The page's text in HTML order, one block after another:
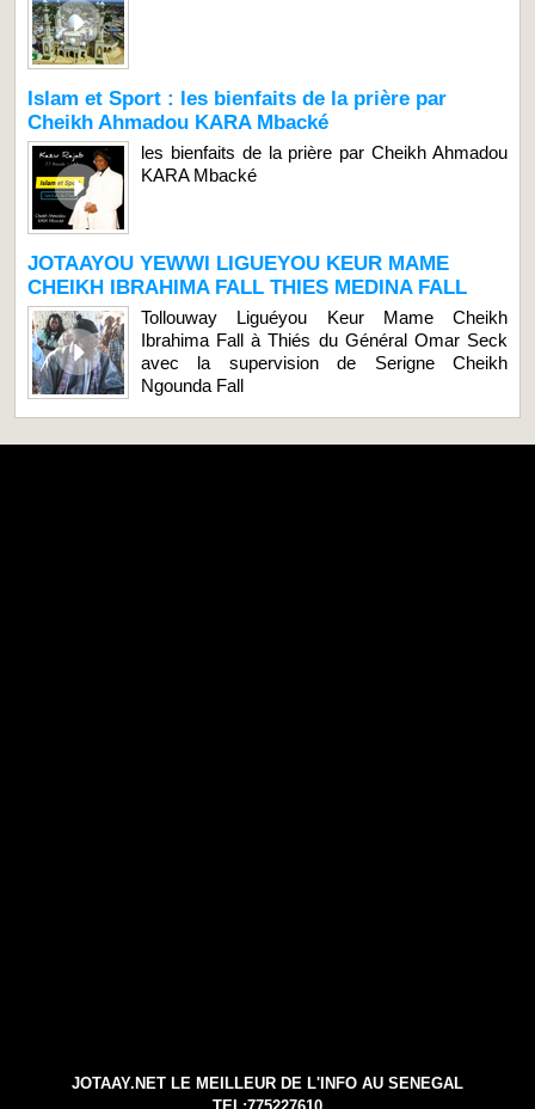
Islam et Sport : les bienfaits de la prière par
Cheikh Ahmadou KARA Mbacké
les bienfaits de la prière par Cheikh Ahmadou
KARA Mbacké
JOTAAYOU YEWWI LIGUEYOU KEUR MAME
CHEIKH IBRAHIMA FALL THIES MEDINA FALL
Tollouway Liguéyou Keur Mame Cheikh
Ibrahima Fall à Thiés du Général Omar Seck
avec la supervision de Serigne Cheikh
Ngounda Fall
JOTAAY.NET LE MEILLEUR DE L'INFO AU SENEGAL